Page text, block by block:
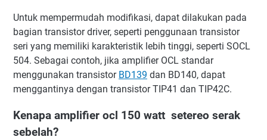
Untuk mempermudah modifikasi, dapat dilakukan pada
bagian transistor driver, seperti penggunaan transistor
seri yang memiliki karakteristik lebih tinggi, seperti SOCL
504. Sebagai contoh, jika amplifier OCL standar
menggunakan transistor BD139 dan BD140, dapat
menggantinya dengan transistor TIP41 dan TIP42C.
Kenapa amplifier ocl 150 watt setereo serak
sebelah?